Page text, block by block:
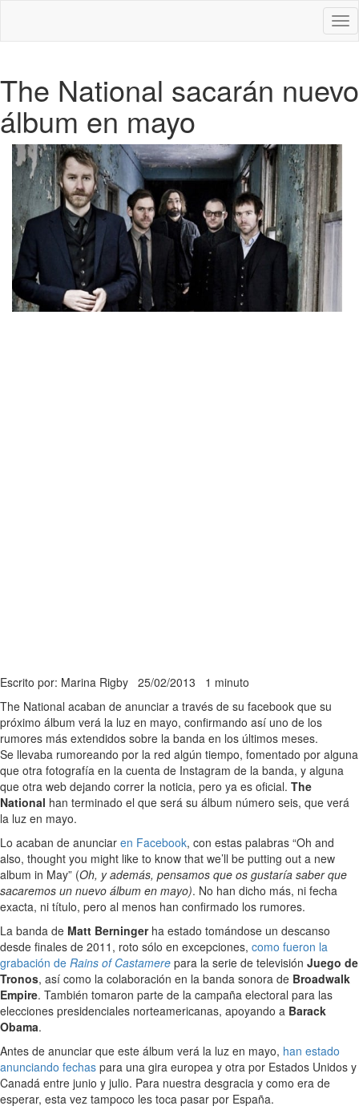
The National sacarán nuevo
álbum en mayo
Escrito por: Marina Rigby 25/02/2013 1 minuto
The National acaban de anunciar a través de su facebook que su
próximo álbum verá la luz en mayo, confirmando así uno de los
rumores más extendidos sobre la banda en los últimos meses.
Se llevaba rumoreando por la red algún tiempo, fomentado por alguna
que otra fotografía en la cuenta de Instagram de la banda, y alguna
que otra web dejando correr la noticia, pero ya es oficial. The
National han terminado el que será su álbum número seis, que verá
la luz en mayo.
Lo acaban de anunciar en Facebook, con estas palabras “Oh and
also, thought you might like to know that we’ll be putting out a new
album in May” (Oh, y además, pensamos que os gustaría saber que
sacaremos un nuevo álbum en mayo). No han dicho más, ni fecha
exacta, ni título, pero al menos han confirmado los rumores.
La banda de Matt Berningerha estado tomándose un descanso
desde finales de 2011, roto sólo en excepciones, como fueron la
grabación de Rains of Castamere para la serie de televisión Juego de
Tronos, así como la colaboración en la banda sonora de Broadwalk
Empire. También tomaron parte de la campaña electoral para las
elecciones presidenciales norteamericanas, apoyando a Barack
Obama.
Antes de anunciar que este álbum verá la luz en mayo, han estado
anunciando fechas para una gira europea y otra por Estados Unidos y
Canadá entre junio y julio. Para nuestra desgracia y como era de
esperar, esta vez tampoco les toca pasar por España.